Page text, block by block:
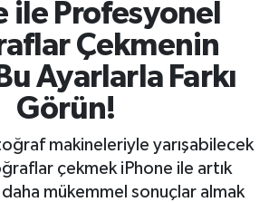
ile Profesyonel
Çekmenin
Ayarlarla Farkı
Görün!
makineleriyle yarışabilecek
çekmek iPhone ile artık
mükemmel sonuçlar almak